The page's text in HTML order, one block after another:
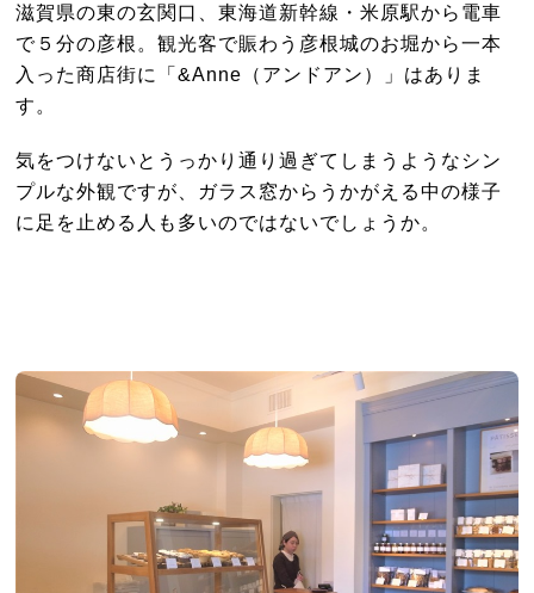
滋賀県の東の玄関口、東海道新幹線・米原駅から電車
で５分の彦根。観光客で賑わう彦根城のお堀から一本
入った商店街に「&Anne（アンドアン）」はありま
す。
気をつけないとうっかり通り過ぎてしまうようなシン
プルな外観ですが、ガラス窓からうかがえる中の様子
に足を止める人も多いのではないでしょうか。